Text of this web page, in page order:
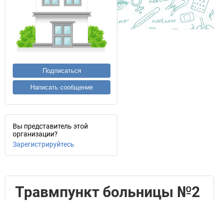
Подписаться
Написать сообщение
Вы представитель этой
организации?
Зарегистрируйтесь
Травмпункт больницы №2